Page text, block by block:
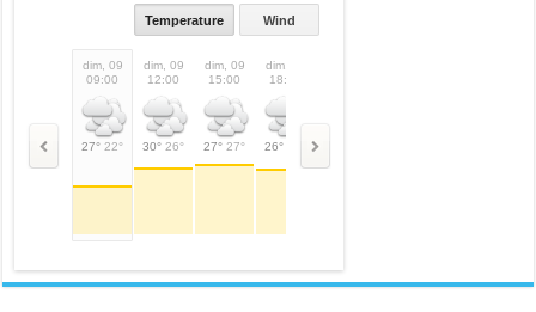
Temperature Wind
dim, 09
09:00
27° 22°
dim, 09
12:00
30° 26°
dim, 09
15:00
27° 27°
dim, 09
18:00
26°